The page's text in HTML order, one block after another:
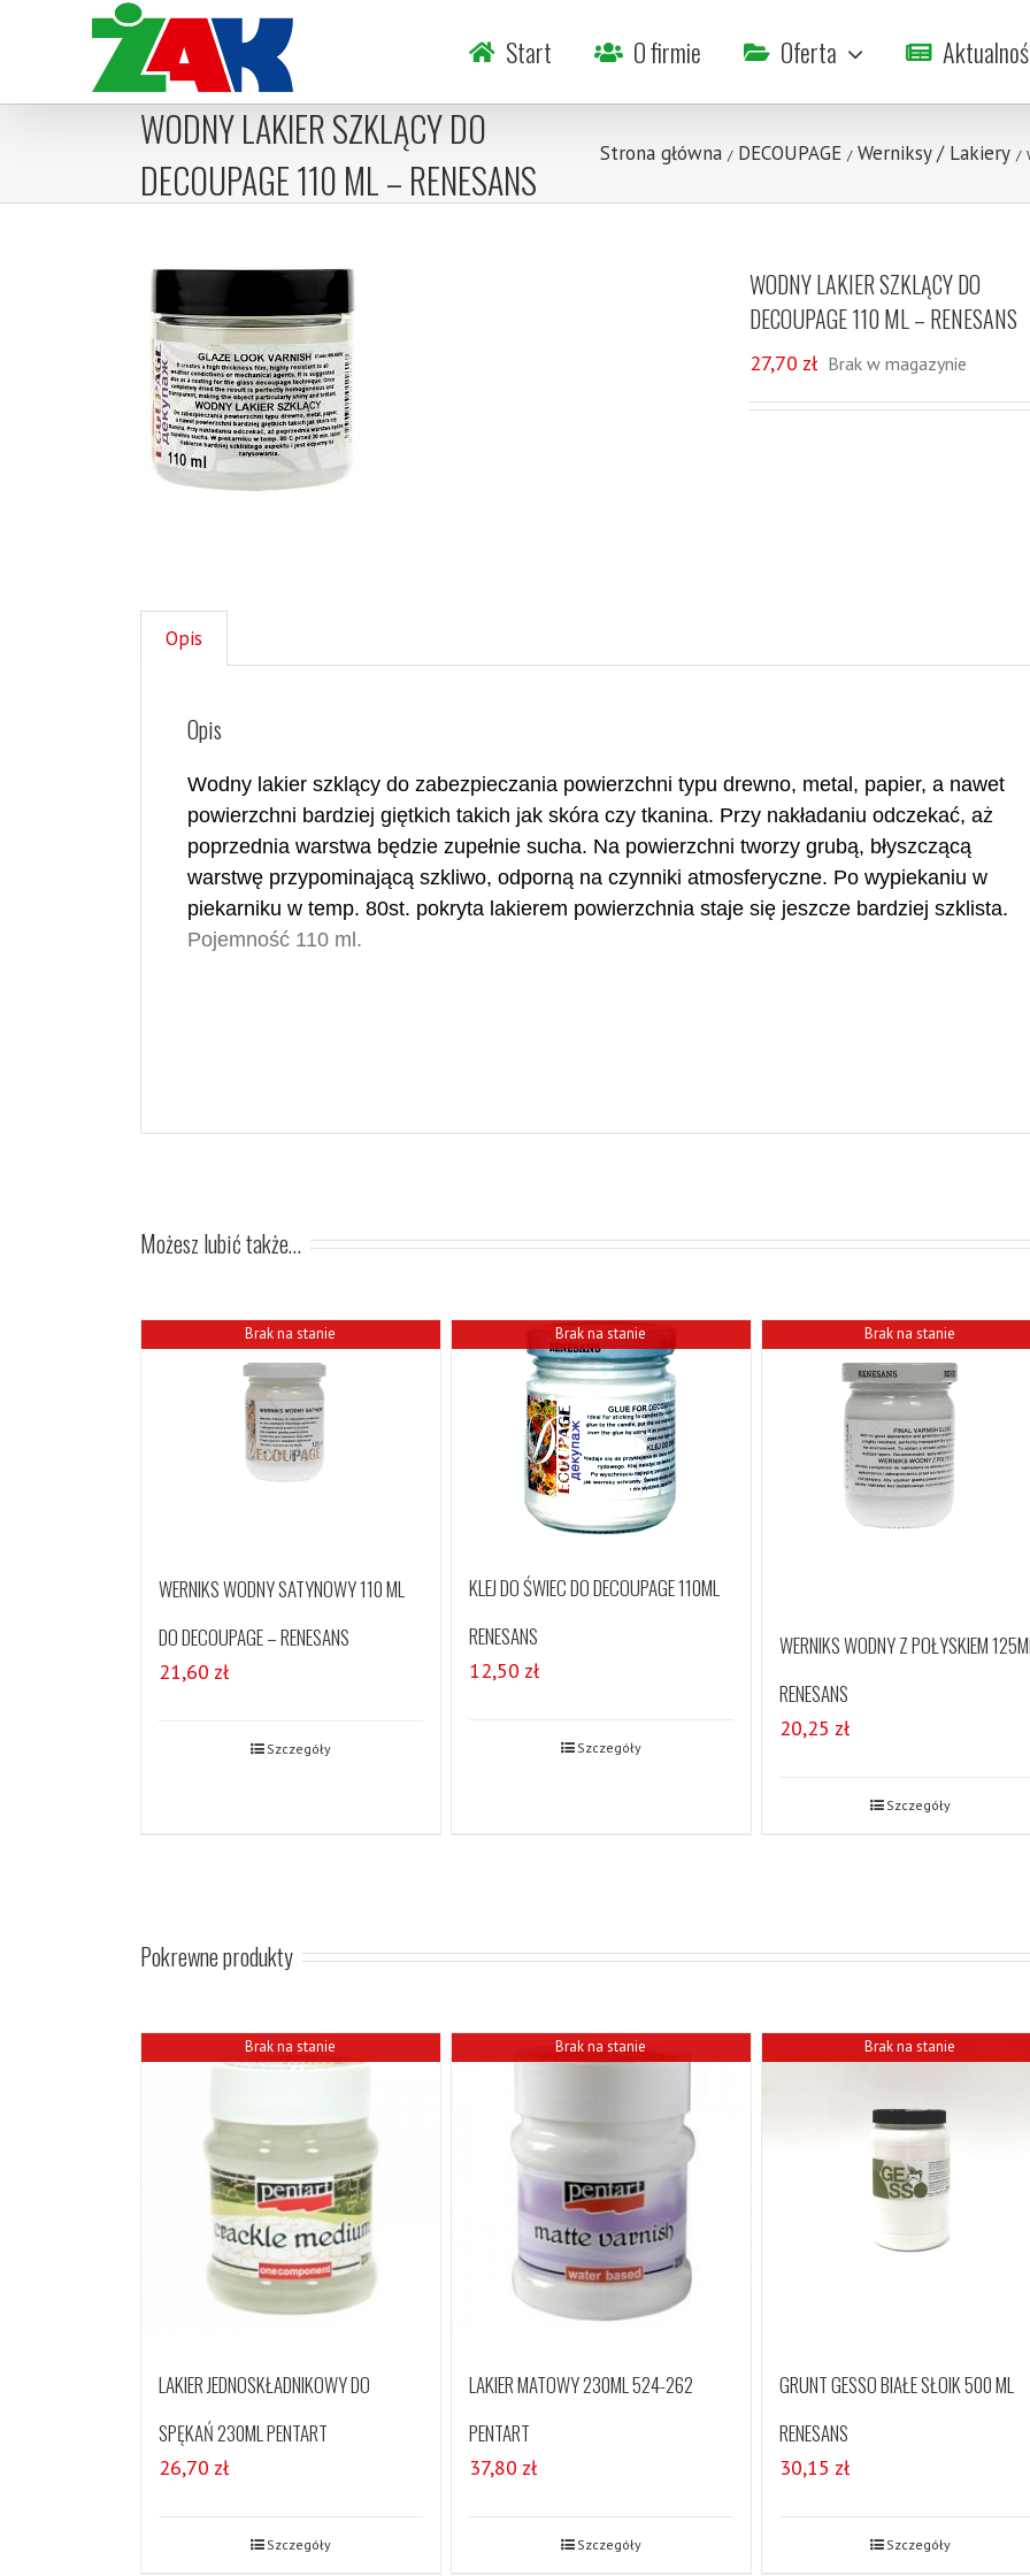
Start O firmie Oferta
WODNY LAKIER SZKLĄCY DO
DECOUPAGE 110 ML – RENESANS
Strona główna / DECOUPAGE / Werniksy / Lakiery /
WODNY LAKIER SZKLĄCY DO
DECOUPAGE 110 ML – RENESANS
27,70 zł Brak w magazynie
Opis
Opis
Wodny lakier szklący do zabezpieczania powierzchni typu drewno, metal, papier, a nawet
powierzchni bardziej giętkich takich jak skóra czy tkanina. Przy nakładaniu odczekać, aż
poprzednia warstwa będzie zupełnie sucha. Na powierzchni tworzy grubą, błyszczącą
warstwę przypominającą szkliwo, odporną na czynniki atmosferyczne. Po wypiekaniu w
piekarniku w temp. 80st. pokryta lakierem powierzchnia staje się jeszcze bardziej szklista.
Pojemność 110 ml.
Możesz lubić także…
Brak na stanie
WERNIKS WODNY SATYNOWY 110 ML
DO DECOUPAGE – RENESANS
21,60 zł
Szczegóły
Brak na stanie
KLEJ DO ŚWIEC DO DECOUPAGE 110ML
RENESANS
12,50 zł
Szczegóły
Brak na stanie
WERNIKS WODNY Z POŁYSKIEM
RENESANS
20,25 zł
Szczegóły
Pokrewne produkty
Brak na stanie
LAKIER JEDNOSKŁADNIKOWY DO
SPĘKAŃ 230ML PENTART
26,70 zł
Szczegóły
Brak na stanie
LAKIER MATOWY 230ML 524-262
PENTART
37,80 zł
Szczegóły
Brak na stanie
GRUNT GESSO BIAŁE SŁOIK 500 ML
RENESANS
30,15 zł
Szczegóły